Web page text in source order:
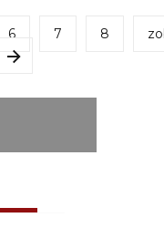
6 7 8